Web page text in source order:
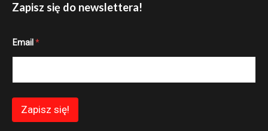
Zapisz się do newslettera!
m
E
l
Email *
Zapisz się!